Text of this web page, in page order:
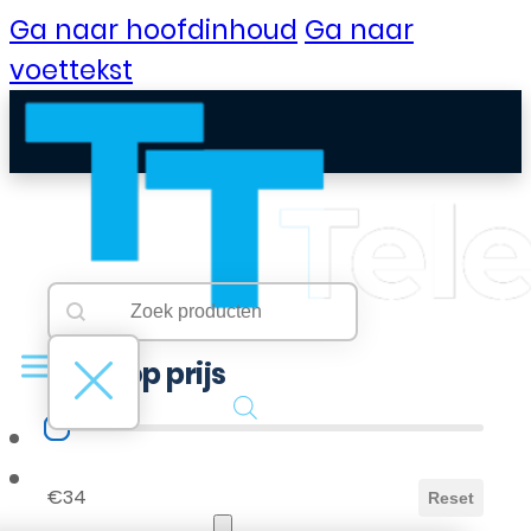
Ga naar hoofdinhoud Ga naar
voettekst
B2B Portaal
Searchbar
Search content
Filter op prijs
Filter op prijs
€34 Reset